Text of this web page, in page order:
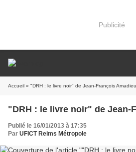
Publicité
Accueil » "DRH : le livre noir" de Jean-François Amadieu
"DRH : le livre noir" de Jean-
Publié le 16/01/2013 à 17:35
Par UFICT Reims Métropole